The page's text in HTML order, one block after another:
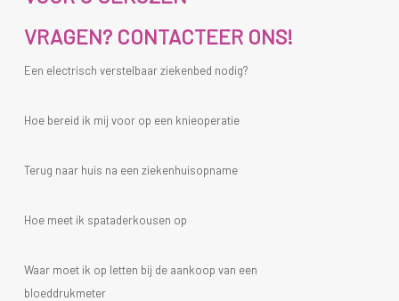
VRAGEN? CONTACTEER ONS!
Een electrisch verstelbaar ziekenbed nodig?
Hoe bereid ik mij voor op een knieoperatie
Terug naar huis na een ziekenhuisopname
Hoe meet ik spataderkousen op
Waar moet ik op letten bij de aankoop van een
bloeddrukmeter